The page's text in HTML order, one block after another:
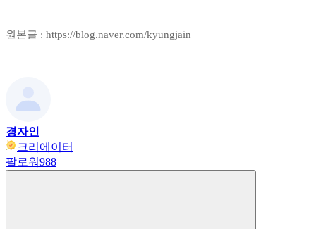
원본글 : https://blog.naver.com/kyungjain
경자인
크리에이터
팔로워988